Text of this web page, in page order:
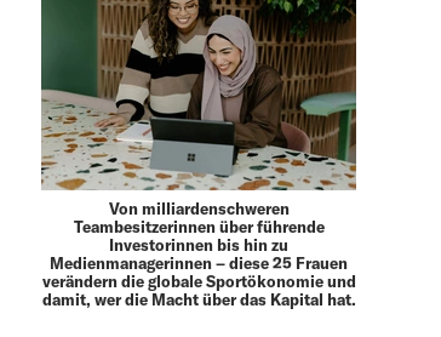
Von milliardenschweren
Teambesitzerinnen über führende
Investorinnen bis hin zu
Medienmanagerinnen – diese 25 Frauen
verändern die globale Sportökonomie und
damit, wer die Macht über das Kapital hat.